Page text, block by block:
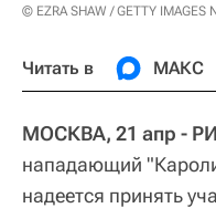
© EZRA SHAW / GETTY IMAGES
Читать в МАКС
МОСКВА, 21 апр -
нападающий
надеется принять